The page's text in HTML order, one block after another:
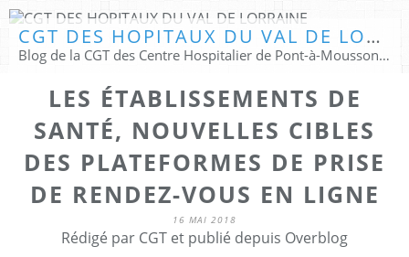
CGT DES HOPITAUX DU VAL DE LORRAINE
Blog de la CGT des Centre Hospitalier de Pont-à-Mousson & Pompey Lay St Christophe
LES ÉTABLISSEMENTS DE
SANTÉ, NOUVELLES CIBLES
DES PLATEFORMES DE PRISE
DE RENDEZ-VOUS EN LIGNE
16 MAI 2018
Rédigé par CGT et publié depuis Overblog